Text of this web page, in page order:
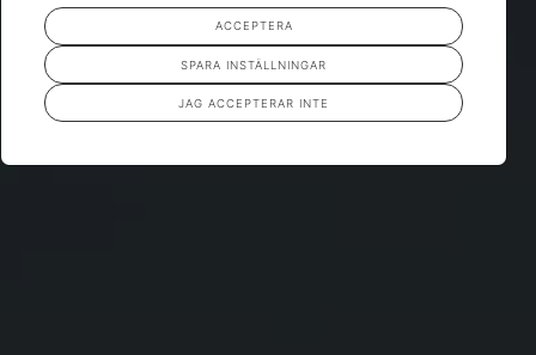
JAG ACCEPTERAR INTE
SPARA INSTÄLLNINGAR
ACCEPTERA